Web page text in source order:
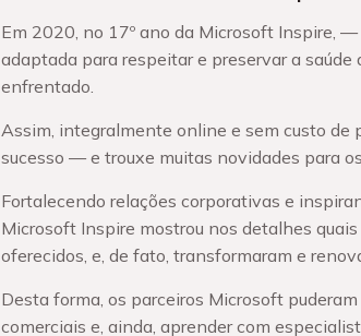
Em 2020, no 17º ano da Microsoft Inspire,
adaptada para respeitar e preservar a
enfrentado.
Assim, integralmente online e sem custo de
sucesso — e trouxe muitas novidades para
Fortalecendo relações corporativas e
Microsoft Inspire mostrou nos detalhes
oferecidos, e, de fato, transformaram e
Desta forma, os parceiros Microsoft
comerciais e, ainda, aprender com